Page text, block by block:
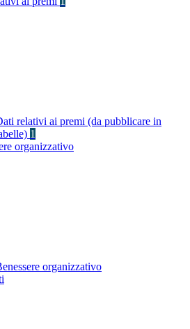
relativi ai premi (da pubblicare in
1
organizzativo
organizzativo